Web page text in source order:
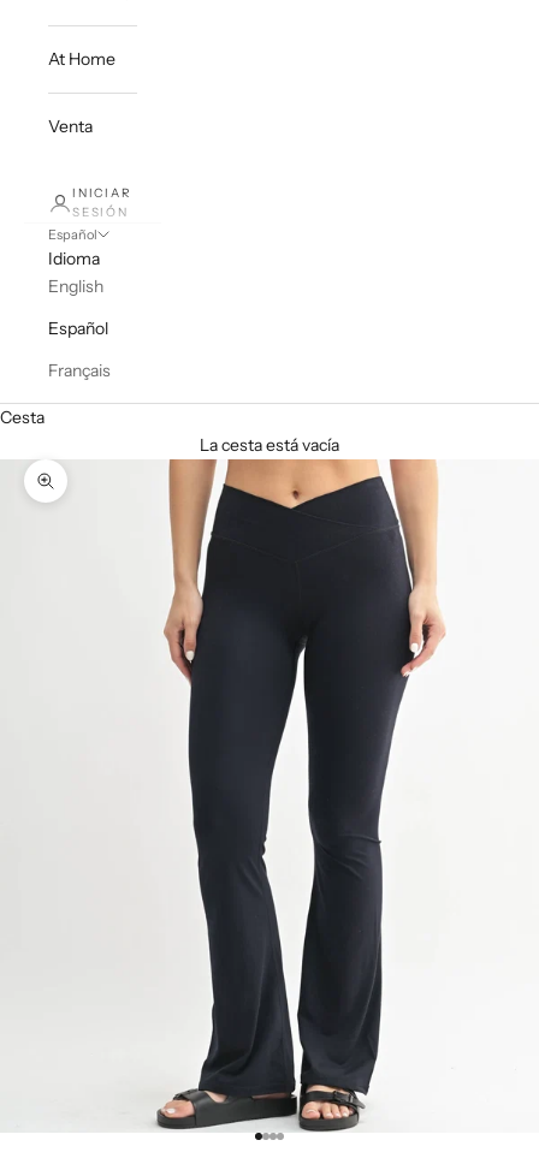
At Home
Venta
INICIAR
SESIÓN
Español
Idioma
English
Español
Français
Cesta
La cesta está vacía
Zoom
Ir al artículo 1
Ir al artículo 2
Ir al artículo 3
Ir al artículo 4